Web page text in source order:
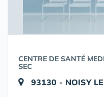
CENTRE DE SANTÉ
SEC
93130 - NOISY